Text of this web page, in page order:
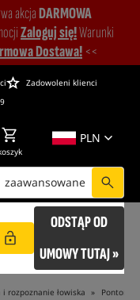
akcjaDARMOWA
Zaloguj się!Warunki
Dostawa! <<
Zadowoleni klienci
PLN
zaawansowane
ODSTĄP OD
UMOWY TUTAJ »
i rozpoznanie łowiska Pontony